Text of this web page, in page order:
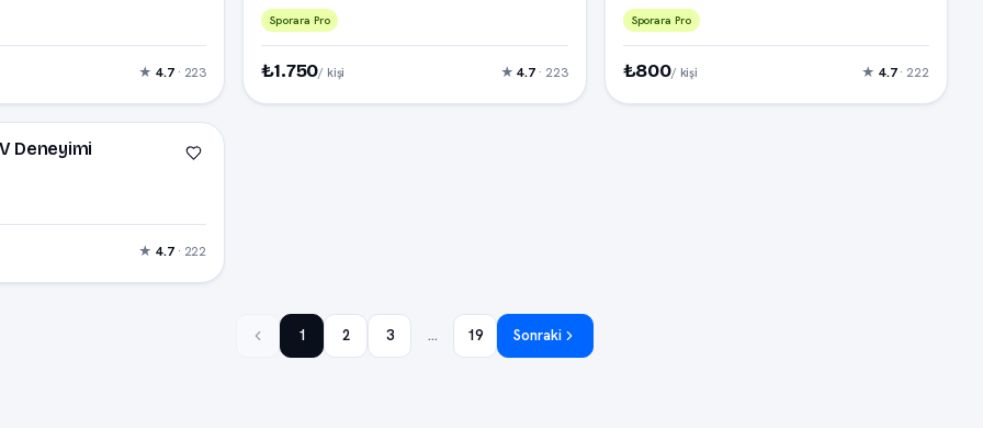
★4.7· 223
Sporara Pro
₺1.750/ kişi ★4.7 · 223
Sporara Pro
₺800/ kişi ★ 4.7· 222
Deneyimi
★4.7· 222
1 2 3 … 19 Sonraki